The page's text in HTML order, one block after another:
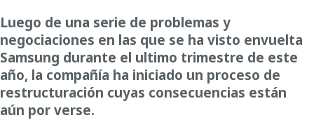
Luego de una serie de problemas y
negociaciones en las que se ha visto envuelta
Samsung durante el ultimo trimestre de este
año, la compañía ha iniciado un proceso de
restructuración cuyas consecuencias están
aún por verse.